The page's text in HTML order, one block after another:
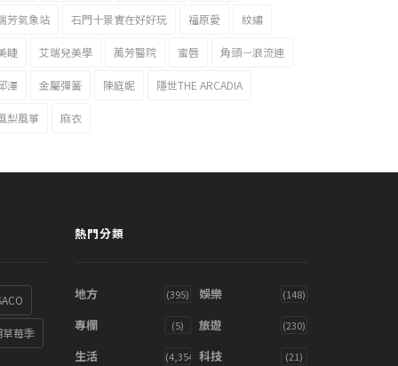
芳氣象站 石門十景實在好好玩 福原愛 紋繡
睫 艾瑞兒美學 萬芳醫院 蜜唇 角頭－浪流連
澤 金屬彈簧 陳庭妮 隱世THE ARCADIA
梨風箏 麻衣
草莓季
熱門分類
地方 (395) 娛樂 (148)
專欄 (5) 旅遊 (230)
生活 (4,354) 科技 (21)